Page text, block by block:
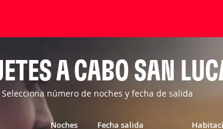
A CABO SAN
Selecciona número de noches y fecha de salida
Noches Fecha salida